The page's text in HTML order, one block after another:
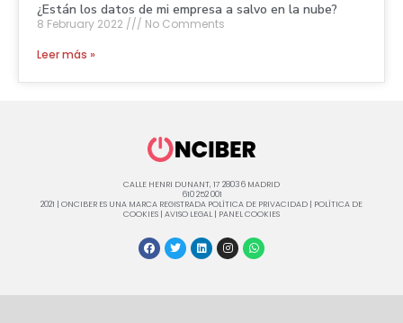
¿Están los datos de mi empresa a salvo en la nube?
8 February 2022
No Comments
Leer más »
CALLE HENRI DUNANT, 17 28036 MADRID
610 252 001
2021 | ONCIBER ES UNA MARCA REGISTRADA POLÍTICA DE PRIVACIDAD | POLÍTICA DE
COOKIES | AVISO LEGAL | PANEL COOKIES